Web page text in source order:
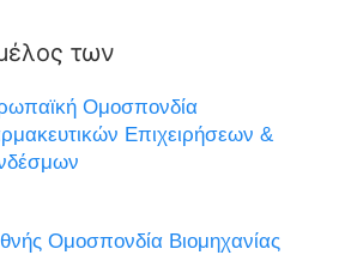
των
Ομοσπονδία
Επιχειρήσεων &
Ομοσπονδία Βιομηχανίας